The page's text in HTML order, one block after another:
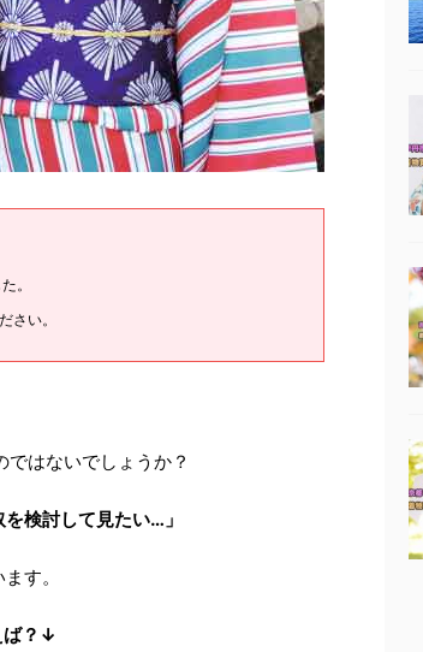
。
さい。
ではないでしょうか？
検討して見たい…」
す。
ば？↓